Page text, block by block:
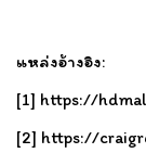
แหล่งอ้างอิง:
[1] https://
[2] https://